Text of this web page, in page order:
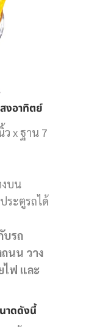
งอาทิตย์
x ฐาน 7
งบน
ระตูรถได้
บรถ
นน วาง
ไฟ และ
าดดังนี้